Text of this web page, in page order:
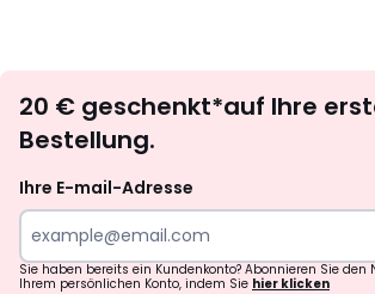
20 € geschenkt*auf Ihre
Bestellung.
Ihre E-mail-Adresse
Sie haben bereits ein Kundenkonto? Abonnieren Sie den
Ihrem persönlichen Konto, indem Sie hier klicken